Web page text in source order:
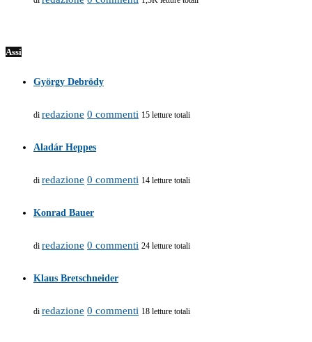
Assi
György Debrödy
di redazione 0 commenti 15 letture totali
Aladár Heppes
di redazione 0 commenti 14 letture totali
Konrad Bauer
di redazione 0 commenti 24 letture totali
Klaus Bretschneider
di redazione 0 commenti 18 letture totali